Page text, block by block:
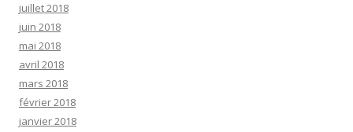
juillet 2018
juin 2018
mai 2018
avril 2018
mars 2018
février 2018
janvier 2018